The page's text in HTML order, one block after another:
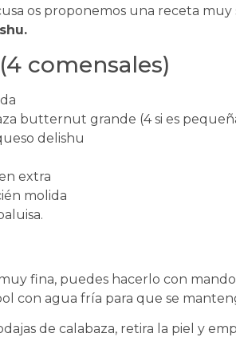
os proponemos una receta muy
comensales)
butternut grande (4 si es
delishu
extra
molida
fina, puedes hacerlo con
con agua fría para que se
de calabaza, retira la piel y